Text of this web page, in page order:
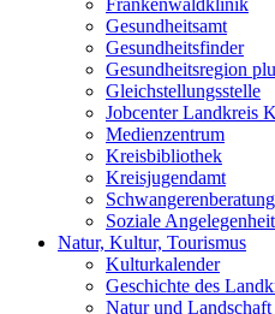
Frankenwaldklinik
Gesundheitsamt
Gesundheitsfinder
Gesundheitsregion
Gleichstellungsstelle
Jobcenter Landkreis
Medienzentrum
Kreisbibliothek
Kreisjugendamt
Schwangerenberatung
Soziale
Natur, Kultur, Tourismus
Kulturkalender
Geschichte des
Natur und Landschaft